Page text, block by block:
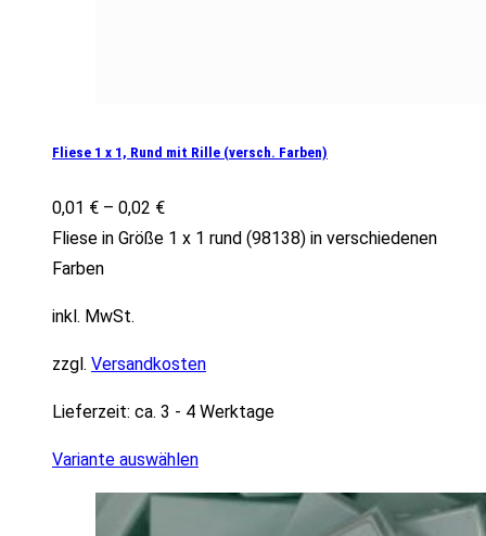
Fliese 1 x 1, Rund mit Rille (versch. Farben)
0,01 € – 0,02 €
Fliese in Größe 1 x 1 rund (98138) in verschiedenen
Farben
inkl. MwSt.
zzgl. Versandkosten
Lieferzeit: ca. 3 - 4 Werktage
Variante auswählen